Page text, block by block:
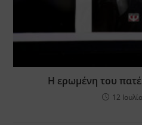
Η ερωμένη του
12